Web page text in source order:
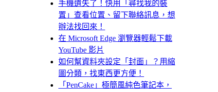
手機遺失了！快用「尋找我的裝
置」查看位置、留下聯絡訊息，想
辦法找回來！
在 Microsoft Edge 瀏覽器輕鬆下載
YouTube 影片
如何幫資料夾設定「封面」？用縮
圖分類，找東西更方便！
「PenCake」極簡風純色筆記本，